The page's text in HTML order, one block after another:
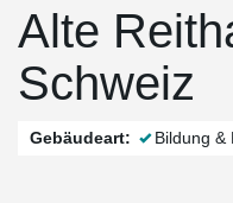
Alte
Schweiz
Gebäudeart: Bildung &